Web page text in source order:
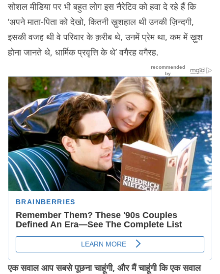
सोशल मीडिया पर भी बहुत लोग इस नैरेटिव को हवा दे रहे हैं कि
‘अपने माता-पिता को देखो, कितनी ख़ुशहाल थी उनकी ज़िन्दगी,
इसकी वजह थी वे परिवार के क़रीब थे, उनमें प्रेम था, कम में ख़ुश
होना जानते थे, धार्मिक प्रवृत्ति के थे’ वगैरह वगैरह.
एक सवाल आप सबसे पूछना चाहूंगी, और मैं चाहूंगी कि एक सवाल